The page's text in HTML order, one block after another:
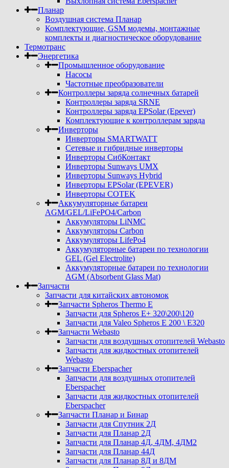
Планар
Воздушная система Планар
Комплектующие, GSM модемы, монтажные
комплекты и диагностическое оборудование
Термотранс
Энергетика
Промышленное оборудование
Насосы
Частотные преобразователи
Контроллеры заряда солнечных батарей
Контроллеры заряда SRNE
Контроллеры заряда EPSolar (Epever)
Комплектующие к контроллерам заряда
Инверторы
Инверторы SMARTWATT
Сетевые и гибридные инверторы
Инверторы СибКонтакт
Инверторы Sunways UMX
Инверторы Sunways Hybrid
Инверторы EPSolar (EPEVER)
Инверторы COTEK
Аккумуляторные батареи
AGM/GEL/LiFePO4/Carbon
Аккумуляторы LiNMC
Аккумуляторы Carbon
Аккумуляторы LifePo4
Аккумуляторные батареи по технологии
GEL (Gel Electrolite)
Аккумуляторные батареи по технологии
AGM (Absorbent Glass Mat)
Запчасти
Запчасти для китайских автономок
Запчасти Spheros Thermo E
Запчасти для Spheros E+ 320\200\120
Запчасти для Valeo Spheros E 200 \ E320
Запчасти Webasto
Запчасти для воздушных отопителей Webasto
Запчасти для жидкостных отопителей
Webasto
Запчасти Eberspacher
Запчасти для воздушных отопителей
Eberspacher
Запчасти для жидкостных отопителей
Eberspacher
Запчасти Планар и Бинар
Запчасти для Спутник 2Д
Запчасти для Планар 2Д
Запчасти для Планар 4Д, 4ДМ, 4ДМ2
Запчасти для Планар 44Д
Запчасти для Планар 8Д и 8ДМ